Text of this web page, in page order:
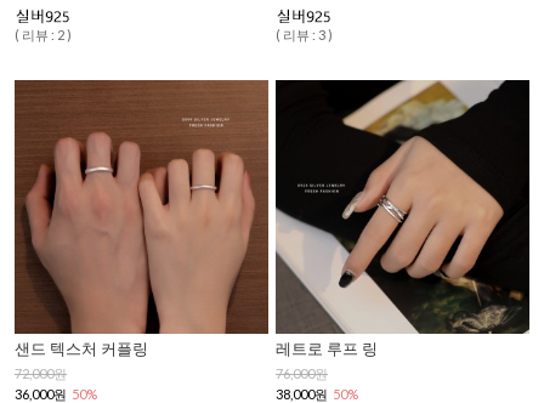
( 리뷰 : 2 ) ( 리뷰 : 3 )
샌드 텍스처 커플링
72,000원
36,000원 50%
레트로 루프 링
76,000원
38,000원 50%